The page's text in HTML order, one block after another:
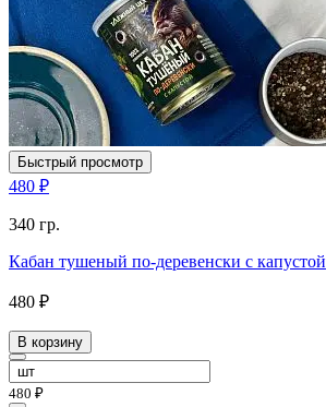
Быстрый просмотр
480 ₽
340 гр.
Кабан тушеный по-деревенски с капустой
480 ₽
В корзину
480 ₽